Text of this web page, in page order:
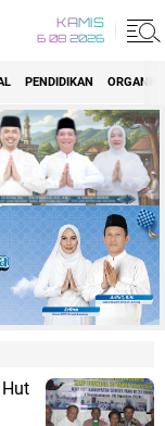
KAMIS
6 08 2026
PENDIDIKAN